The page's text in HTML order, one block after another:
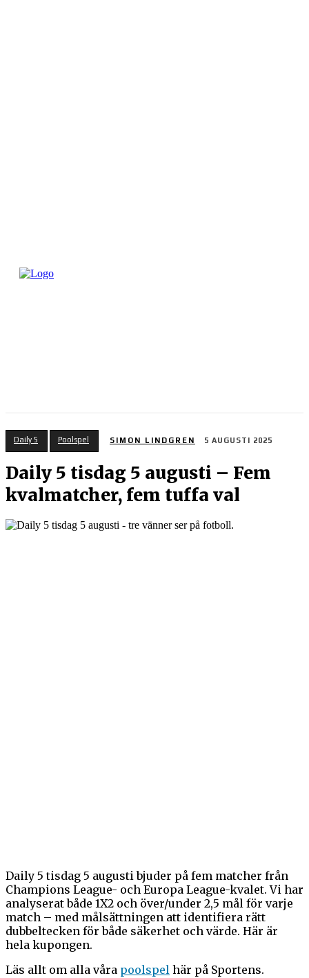
Daily 5 Poolspel SIMON LINDGREN 5 AUGUSTI 2025
Daily 5 tisdag 5 augusti – Fem
kvalmatcher, fem tuffa val
Daily 5 tisdag 5 augusti bjuder på fem matcher från
Champions League- och Europa League-kvalet. Vi har
analyserat både 1X2 och över/under 2,5 mål för varje
match – med målsättningen att identifiera rätt
dubbeltecken för både säkerhet och värde. Här är
hela kupongen.
Läs allt om alla våra poolspel här på Sportens.